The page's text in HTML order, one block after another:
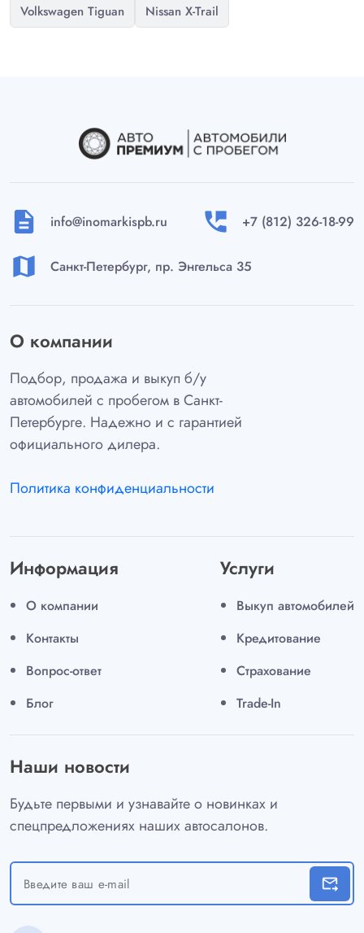
Volkswagen Tiguan
Nissan X-Trail
description info@inomarkispb.ru perm_phone_msg +7 (812) 326-18-99
map Санкт-Петербург, пр. Энгельса 35
О компании
Подбор, продажа и выкуп б/у
автомобилей с пробегом в Санкт-
Петербурге. Надежно и с гарантией
официального дилера.
Политика конфиденциальности
Информация
О компании
Контакты
Вопрос-ответ
Блог
Услуги
Выкуп автомобилей
Кредитование
Страхование
Trade-In
Наши новости
Будьте первыми и узнавайте о новинках и
спецпредложениях наших автосалонов.
forward_to_inbox